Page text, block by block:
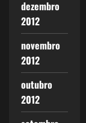
dezembro
2012
novembro
2012
outubro
2012